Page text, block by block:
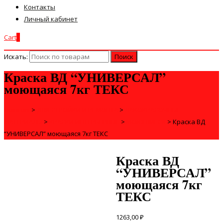
Контакты
Личный кабинет
Cart
Искать:
Краска ВД “УНИВЕРСАЛ”
моющаяся 7кг ТЕКС
> >
> > > Краска ВД
“УНИВЕРСАЛ” моющаяся 7кг ТЕКС
Краска ВД
“УНИВЕРСАЛ”
моющаяся 7кг
ТЕКС
1263,00₽